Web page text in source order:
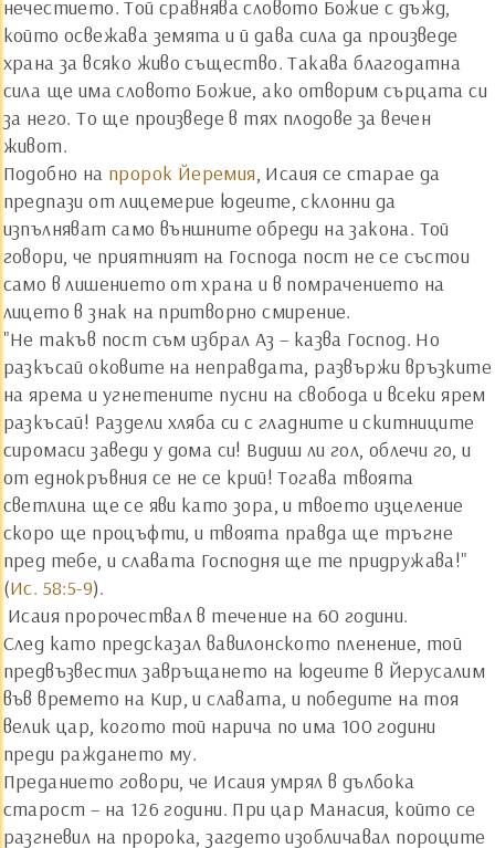
нечестието. Той сравнява словото Божие с дъжд,
който освежава земята и й дава сила да произведе
храна за всяко живо същество. Такава благодатна
сила ще има словото Божие, ако отворим сърцата си
за него. То ще произведе в тях плодове за вечен
живот.
Подобно на пророк Йеремия , Исаия се старае да
предпази от лицемерие юдеите, склонни да
изпълняват само външните обреди на закона. Той
говори, че приятният на Господа пост не се състои
само в лишението от храна и в помрачението на
лицето в знак на притворно смирение.
"Не такъв пост съм избрал Аз – казва Господ. Но
разкъсай оковите на неправдата, развържи връзките
на ярема и угнетените пусни на свобода и всеки ярем
разкъсай! Раздели хляба си с гладните и скитниците
сиромаси заведи у дома си! Видиш ли гол, облечи го, и
от еднокръвния се не се крий! Тогава твоята
светлина ще се яви като зора, и твоето изцеление
скоро ще процъфти, и твоята правда ще тръгне
пред тебе, и славата Господня ще те придружава!"
(Ис. 58:5-9).
Исаия пророчествал в течение на 60 години.
След като предсказал вавилонското пленение, той
предвъзвестил завръщането на юдеите в Йерусалим
във времето на Кир, и славата, и победите на тоя
велик цар, когото той нарича по има 100 години
преди раждането му.
Преданието говори, че Исаия умрял в дълбока
старост – на 126 години. При цар Манасия, който се
разгневил на пророка, загдето изобличавал пороците